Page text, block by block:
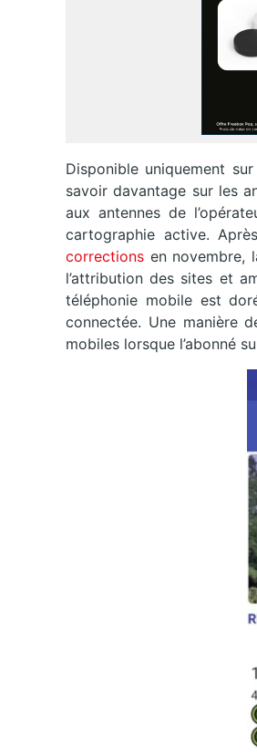
Disponible uniquement
savoir davantage sur les
aux antennes de
cartographie active.
corrections en novembre,
l’attribution des sites et
téléphonie mobile est
connectée. Une manière
mobiles lorsque l’abonné